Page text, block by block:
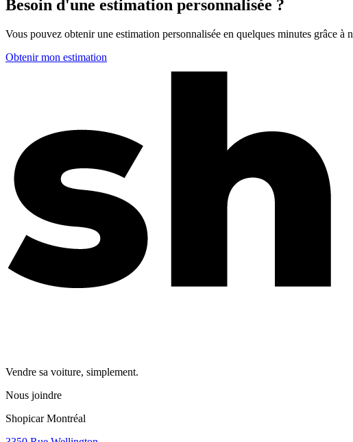
Besoin d'une estimation personnalisée ?
Vous pouvez obtenir une estimation personnalisée en quelques minutes grâce
Obtenir mon estimation
Vendre sa voiture, simplement.
Nous joindre
Shopicar Montréal